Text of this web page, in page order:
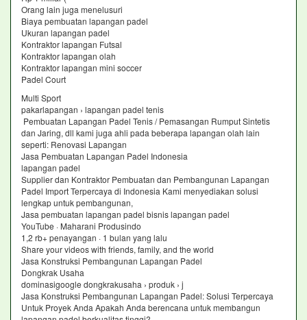
Orang lain juga menelusuri
Biaya pembuatan lapangan padel
Ukuran lapangan padel
Kontraktor lapangan Futsal
Kontraktor lapangan olah
Kontraktor lapangan mini soccer
Padel Court
Multi Sport
pakarlapangan › lapangan padel tenis
Pembuatan Lapangan Padel Tenis / Pemasangan Rumput Sintetis
dan Jaring, dll kami juga ahli pada beberapa lapangan olah lain
seperti: Renovasi Lapangan
Jasa Pembuatan Lapangan Padel Indonesia
lapangan padel
Supplier dan Kontraktor Pembuatan dan Pembangunan Lapangan
Padel Import Terpercaya di Indonesia Kami menyediakan solusi
lengkap untuk pembangunan,
Jasa pembuatan lapangan padel bisnis lapangan padel
YouTube · Maharani Produsindo
1,2 rb+ penayangan · 1 bulan yang lalu
Share your videos with friends, family, and the world
Jasa Konstruksi Pembangunan Lapangan Padel
Dongkrak Usaha
dominasigoogle dongkrakusaha › produk › j
Jasa Konstruksi Pembangunan Lapangan Padel: Solusi Terpercaya
Untuk Proyek Anda Apakah Anda berencana untuk membangun